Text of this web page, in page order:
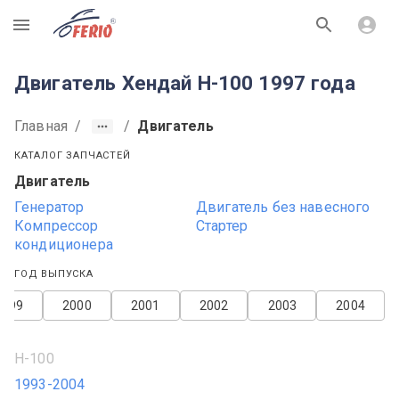
R
Двигатель Хендай H-100 1997 года
Главная / / Двигатель
КАТАЛОГ ЗАПЧАСТЕЙ
Двигатель
Генератор
Двигатель без навесного
Компрессор
кондиционера
Стартер
ГОД ВЫПУСКА
2004
2003
2002
2001
2000
H-100
1993-2004